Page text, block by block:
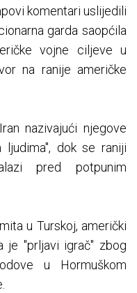
komentari uslijedili
garda saopćila
vojne ciljeve u
na ranije američke
nazivajući njegove
dok se raniji
pred potpunim
u Turskoj, američki
je "prljavi igrač" zbog
u Hormuškom